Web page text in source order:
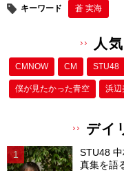
キーワード 蒼 実海
人
CMNOW CM STU48
僕が⾒たかった⻘空 浜辺
デイ
STU48
真集を語